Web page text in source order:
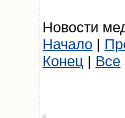
Новости
Начало |
Конец | Все